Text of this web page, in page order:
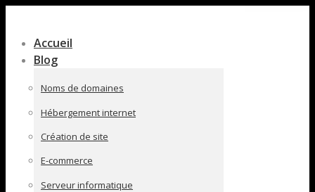
pleine
largeur
Accueil
Blog
Noms de domaines
Hébergement internet
Création de site
E-commerce
Serveur informatique